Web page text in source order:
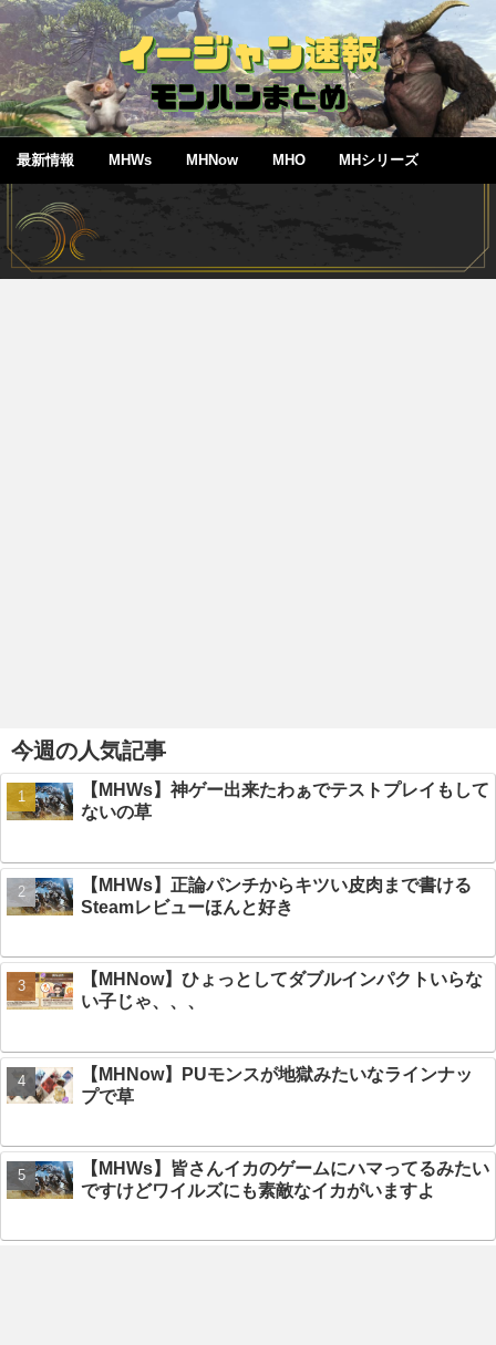
最新情報 MHWs MHNow MHO MHシリーズ
今週の人気記事
【MHWs】神ゲー出来たわぁでテストプレイもして
ないの草
【MHWs】正論パンチからキツい皮肉まで書ける
Steamレビューほんと好き
【MHNow】ひょっとしてダブルインパクトいらな
い子じゃ、、、
【MHNow】PUモンスが地獄みたいなラインナッ
プで草
【MHWs】皆さんイカのゲームにハマってるみたい
ですけどワイルズにも素敵なイカがいますよ